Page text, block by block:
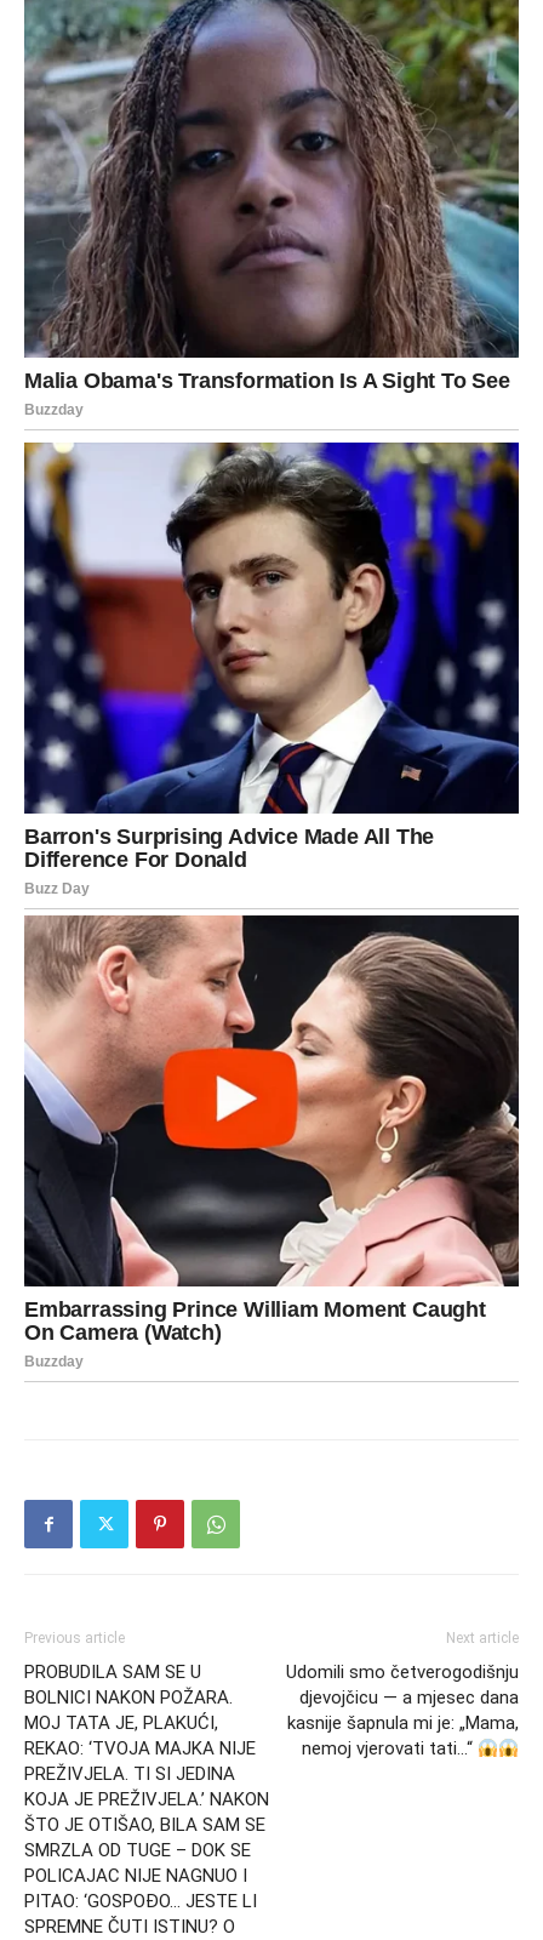
Previous article
PROBUDILA SAM SE U
BOLNICI NAKON POŽARA.
MOJ TATA JE, PLAKUĆI,
REKAO: ‘TVOJA MAJKA NIJE
PREŽIVJELA. TI SI JEDINA
KOJA JE PREŽIVJELA.’ NAKON
ŠTO JE OTIŠAO, BILA SAM SE
SMRZLA OD TUGE – DOK SE
POLICAJAC NIJE NAGNUO I
PITAO: ‘GOSPOĐO… JESTE LI
SPREMNE ČUTI ISTINU? O
Next article
Udomili smo četverogodišnju
djevojčicu — a mjesec dana
kasnije šapnula mi je: „Mama,
nemoj vjerovati tati…“